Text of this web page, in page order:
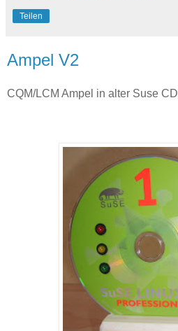
Teilen
Ampel V2
CQM/LCM Ampel in alter Suse CD